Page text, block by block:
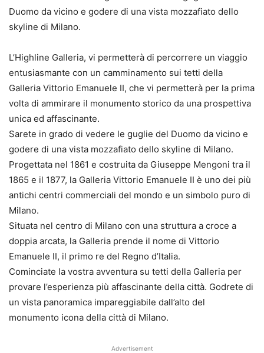
Duomo da vicino e godere di una vista mozzafiato dello
skyline di Milano.
L’Highline Galleria, vi permetterà di percorrere un viaggio
entusiasmante con un camminamento sui tetti della
Galleria Vittorio Emanuele II, che vi permetterà per la prima
volta di ammirare il monumento storico da una prospettiva
unica ed affascinante.
Sarete in grado di vedere le guglie del Duomo da vicino e
godere di una vista mozzafiato dello skyline di Milano.
Progettata nel 1861 e costruita da Giuseppe Mengoni tra il
1865 e il 1877, la Galleria Vittorio Emanuele II è uno dei più
antichi centri commerciali del mondo e un simbolo puro di
Milano.
Situata nel centro di Milano con una struttura a croce a
doppia arcata, la Galleria prende il nome di Vittorio
Emanuele II, il primo re del Regno d’Italia.
Cominciate la vostra avventura su tetti della Galleria per
provare l’esperienza più affascinante della città. Godrete di
un vista panoramica impareggiabile dall’alto del
monumento icona della città di Milano.
Advertisement